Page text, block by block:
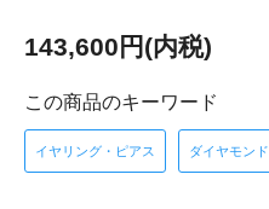
143,600円(内税)
この商品のキーワード
イヤリング・ピアス ダイヤモンド